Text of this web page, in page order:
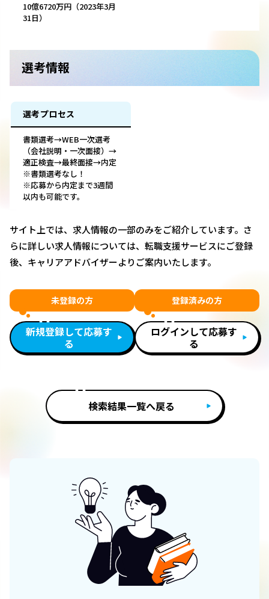
10億6720万円（2023年3月
31日）
選考情報
選考プロセス
書類選考→WEB一次選考
（会社説明・一次面接）→
適正検査→最終面接→内定
※書類選考なし！
※応募から内定まで3週間
以内も可能です。
サイト上では、求人情報の一部のみをご紹介しています。さ
らに詳しい求人情報については、転職支援サービスにご登録
後、キャリアアドバイザーよりご案内いたします。
未登録の方
新規登録して応募す
る
登録済みの方
ログインして応募す
る
検索結果一覧へ戻る